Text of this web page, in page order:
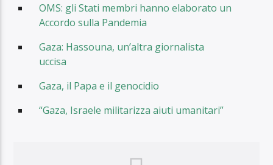
OMS: gli Stati membri hanno elaborato un
Accordo sulla Pandemia
Gaza: Hassouna, un’altra giornalista
uccisa
Gaza, il Papa e il genocidio
“Gaza, Israele militarizza aiuti umanitari”